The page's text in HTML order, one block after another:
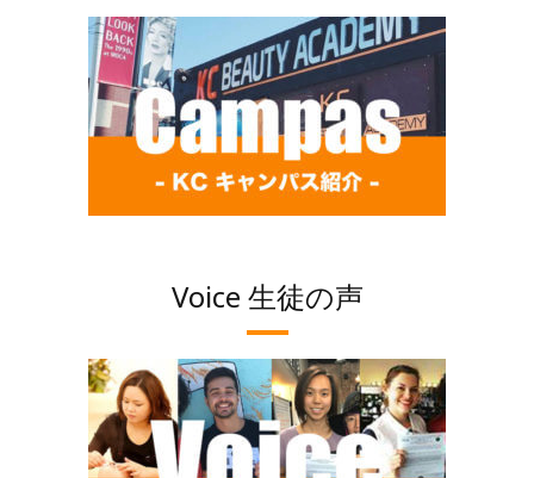
Voice 生徒の声